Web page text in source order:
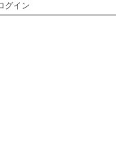
グイン